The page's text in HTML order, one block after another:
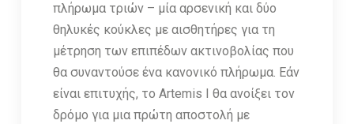
πλήρωμα τριών – μία αρσενική και δύο
θηλυκές κούκλες με αισθητήρες για τη
μέτρηση των επιπέδων ακτινοβολίας που
θα συναντούσε ένα κανονικό πλήρωμα. Εάν
είναι επιτυχής, το Artemis I θα ανοίξει τον
δρόμο για μια πρώτη αποστολή με